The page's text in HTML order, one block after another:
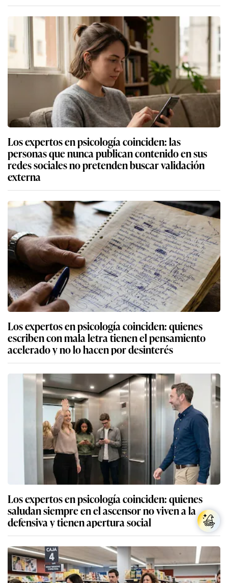
Los expertos en psicología coinciden: las
personas que nunca publican contenido en sus
redes sociales no pretenden buscar validación
externa
Los expertos en psicología coinciden: quienes
escriben con mala letra tienen el pensamiento
acelerado y no lo hacen por desinterés
Los expertos en psicología coinciden: quienes
saludan siempre en el ascensor no viven a la
defensiva y tienen apertura social